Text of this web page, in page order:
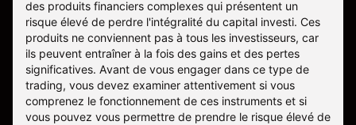
des produits financiers complexes qui présentent un
risque élevé de perdre l'intégralité du capital investi. Ces
produits ne conviennent pas à tous les investisseurs, car
ils peuvent entraîner à la fois des gains et des pertes
significatives. Avant de vous engager dans ce type de
trading, vous devez examiner attentivement si vous
comprenez le fonctionnement de ces instruments et si
vous pouvez vous permettre de prendre le risque élevé de